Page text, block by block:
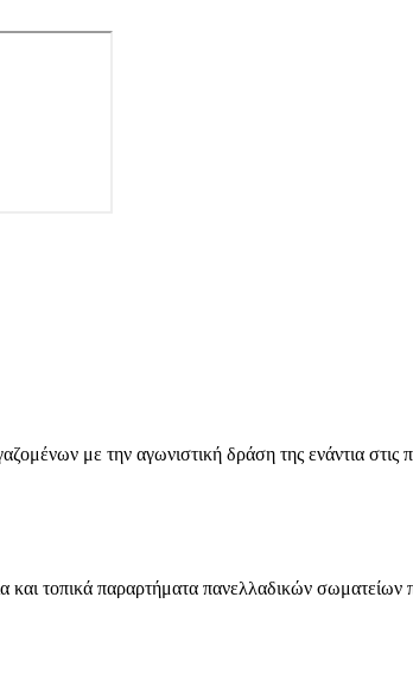
με την αγωνιστική δράση της ενάντια στις
και τοπικά παραρτήματα πανελλαδικών